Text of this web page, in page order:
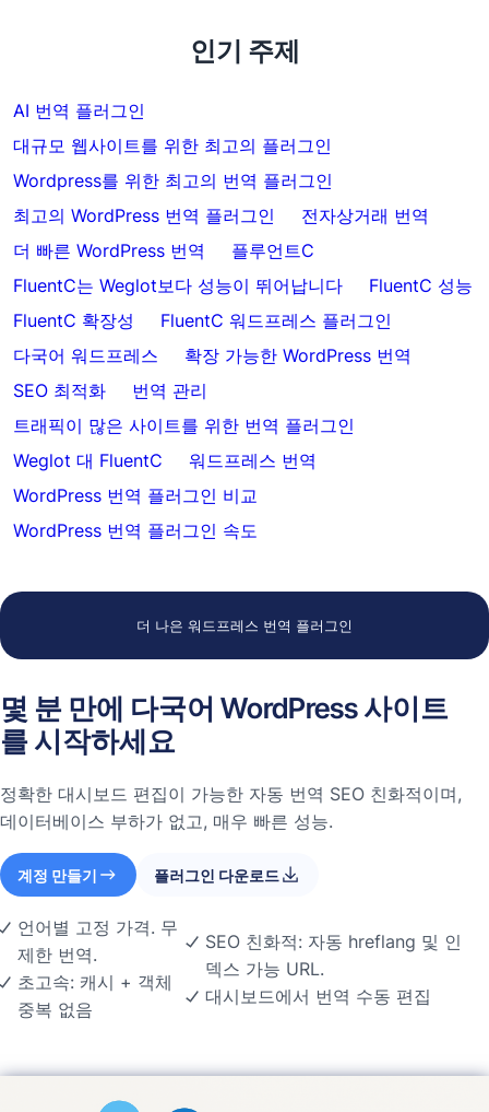
인기 주제
AI 번역 플러그인
대규모 웹사이트를 위한 최고의 플러그인
Wordpress를 위한 최고의 번역 플러그인
최고의 WordPress 번역 플러그인
전자상거래 번역
더 빠른 WordPress 번역
플루언트C
FluentC는 Weglot보다 성능이 뛰어납니다
FluentC 성능
FluentC 확장성
FluentC 워드프레스 플러그인
다국어 워드프레스
확장 가능한 WordPress 번역
SEO 최적화
번역 관리
트래픽이 많은 사이트를 위한 번역 플러그인
Weglot 대 FluentC
워드프레스 번역
WordPress 번역 플러그인 비교
WordPress 번역 플러그인 속도
더 나은 워드프레스 번역 플러그인
몇 분 만에 다국어 WordPress 사이트
를 시작하세요
정확한 대시보드 편집이 가능한 자동 번역 SEO 친화적이며,
데이터베이스 부하가 없고, 매우 빠른 성능.
계정 만들기 플러그인 다운로드
언어별 고정 가격. 무
제한 번역.
초고속: 캐시 + 객체
중복 없음
SEO 친화적: 자동 hreflang 및 인
덱스 가능 URL.
대시보드에서 번역 수동 편집